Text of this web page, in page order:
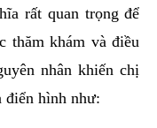
rất quan trọng để
thăm khám và điều
nhân khiến chị
điển hình như: